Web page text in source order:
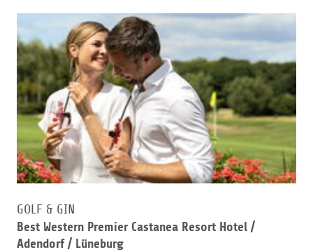
GOLF & GIN
Best Western Premier Castanea Resort Hotel /
Adendorf / Lüneburg